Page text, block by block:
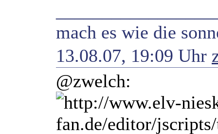
mach es wie die
13.08.07, 19:09 Uhr
@zwelch: